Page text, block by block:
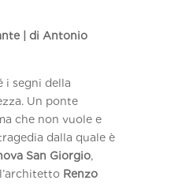
| di Antonio
i segni della
Un ponte
che non vuole e
dalla quale è
San Giorgio,
Renzo